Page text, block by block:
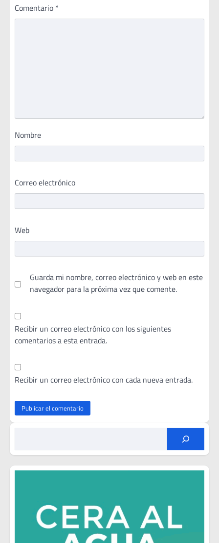
Comentario *
Nombre
Correo electrónico
Web
Guarda mi nombre, correo electrónico y web en este
navegador para la próxima vez que comente.
Recibir un correo electrónico con los siguientes
comentarios a esta entrada.
Recibir un correo electrónico con cada nueva entrada.